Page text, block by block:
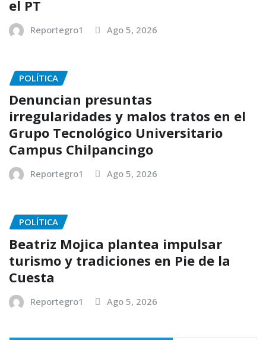
el PT
Reportegro1 Ago 5, 2026
POLÍTICA
Denuncian presuntas
irregularidades y malos tratos en el
Grupo Tecnológico Universitario
Campus Chilpancingo
Reportegro1 Ago 5, 2026
POLÍTICA
Beatriz Mojica plantea impulsar
turismo y tradiciones en Pie de la
Cuesta
Reportegro1 Ago 5, 2026